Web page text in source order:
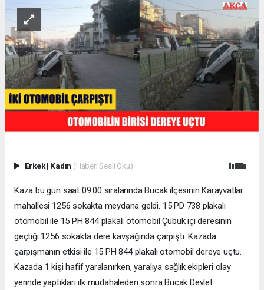
Erkek| Kadın (Haberi Sesli Oku)
Kaza bu gün saat 09:00 sıralarında Bucak ilçesinin Karayvatlar
mahallesi 1256 sokakta meydana geldi. 15 PD 738 plakalı
otomobil ile 15 PH 844 plakalı otomobil Çubuk içi deresinin
geçtiği 1256 sokakta dere kavşağında çarpıştı. Kazada
çarpışmanın etkisi ile 15 PH 844 plakalı otomobil dereye uçtu.
Kazada 1 kişi hafif yaralanırken, yaralıya sağlık ekipleri olay
yerinde yaptıkları ilk müdahaleden sonra Bucak Devlet